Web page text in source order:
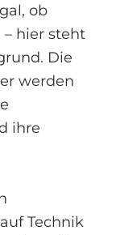
ob
hier steht
Die
werden
ihre
Technik